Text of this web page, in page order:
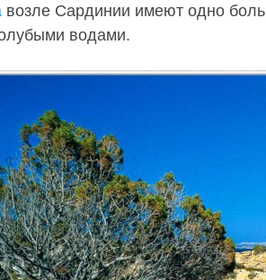
возле Сардинии имеют одно
водами.